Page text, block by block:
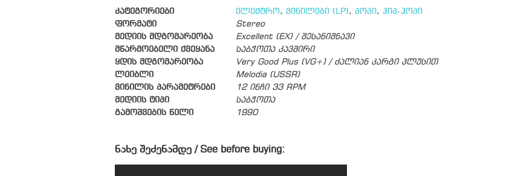
კატეგორიები ელექტრო, ვინილები (LP), პოპი, ჰიპ-ჰოპი
ფორმატი
Stereo
მედიის მდგომარეობა
Excellent (EX) / შესანიშნავი
მწარმოებელი ქვეყანა
საბჭოთა კავშირი
ყდის მდგომარეობა
Very Good Plus (VG+) / ძალიან კარგი პლუსით
ლეიბლი
Melodia (USSR)
ვინილის პარამეტრები
12 ინჩი 33 RPM
მედიის ტიპი
საბჭოთა
გამოშვების წელი
1990
ნახე შეძენამდე / See before buying: